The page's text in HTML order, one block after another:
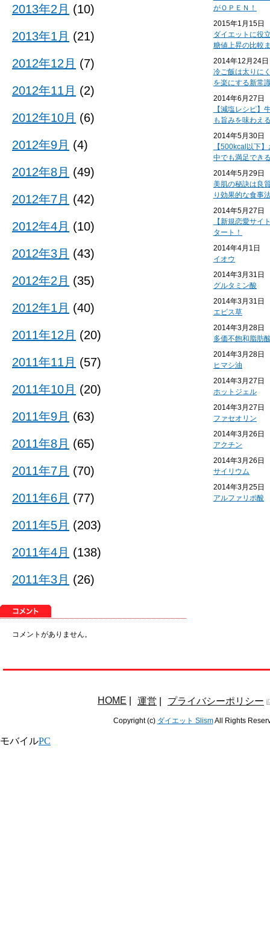
がＯＰＥＮ！
2015年1月15日
ダイエットに役
糖値上昇の比較
2014年12月24日
冷ご飯は太りに
を楽にする新常
2014年6月27日
【減塩レシピ】
も旨みを味わえ
2014年5月30日
【500kcal以下
中でも満足でき
2014年5月29日
美肌の秘訣は良
り効果的な食事
2014年5月27日
【新規恋愛サイ
タート！
2014年4月1日
イオウ
2014年3月31日
グルタミン酸
2014年3月31日
エビス草
2014年3月28日
多価不飽和脂肪
2014年3月28日
ヒマシ油
2014年3月27日
ホットジェル
2014年3月27日
ファセオリン
2014年3月26日
アクチン
2014年3月26日
サイリウム
2014年3月25日
アルファリポ酸
2013年2月 (10)
2013年1月 (21)
2012年12月 (7)
2012年11月 (2)
2012年10月 (6)
2012年9月 (4)
2012年8月 (49)
2012年7月 (42)
2012年4月 (10)
2012年3月 (43)
2012年2月 (35)
2012年1月 (40)
2011年12月 (20)
2011年11月 (57)
2011年10月 (20)
2011年9月 (63)
2011年8月 (65)
2011年7月 (70)
2011年6月 (77)
2011年5月 (203)
2011年4月 (138)
2011年3月 (26)
コメントがありません。
HOME 運営 プライバシーポリシー
Copyright (c) ダイエット SlismAll Rights
モバイルPC